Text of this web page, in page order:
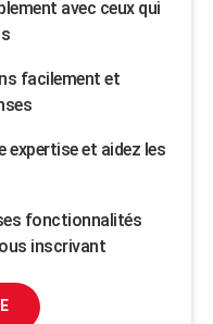
avec ceux qui
facilement et
expertise et aidez les
fonctionnalités
inscrivant